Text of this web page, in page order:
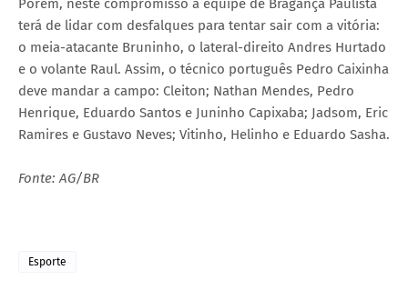
Porém, neste compromisso a equipe de Bragança Paulista
terá de lidar com desfalques para tentar sair com a vitória:
o meia-atacante Bruninho, o lateral-direito Andres Hurtado
e o volante Raul. Assim, o técnico português Pedro Caixinha
deve mandar a campo: Cleiton; Nathan Mendes, Pedro
Henrique, Eduardo Santos e Juninho Capixaba; Jadsom, Eric
Ramires e Gustavo Neves; Vitinho, Helinho e Eduardo Sasha.
Fonte: AG/BR
Esporte